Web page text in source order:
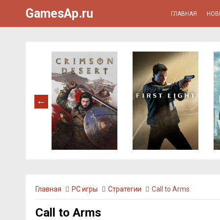
GamesAp.ru ГЛАВНАЯ
Главная PC игры Стратегии Call to Arms
Call to Arms